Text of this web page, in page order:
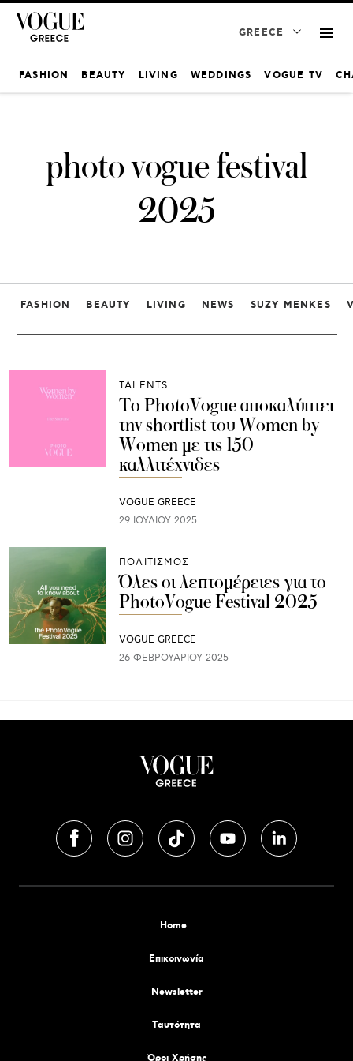
GREECE
FASHION BEAUTY LIVING WEDDINGS VOGUE TV
photo vogue festival
2025
FASHION BEAUTY LIVING NEWS SUZY MENKES
TALENTS
Το PhotoVogue αποκαλύπτει
την shortlist του Women by
Women με τις 150
καλλιτέχνιδες
VOGUE GREECE
29 ΙΟΥΛΊΟΥ 2025
ΠΟΛΙΤΙΣΜΟΣ
Όλες οι λεπτομέρειες για το
PhotoVogue Festival 2025
VOGUE GREECE
26 ΦΕΒΡΟΥΑΡΊΟΥ 2025
Home
Επικοινωνία
Newsletter
Tαυτότητα
Όροι Χρήσης